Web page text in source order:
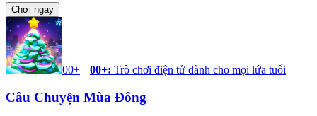
Chơi ngay
00+ 00+: Trò chơi điện tử dành cho mọi lứa tuổi
Câu Chuyện Mùa Đông